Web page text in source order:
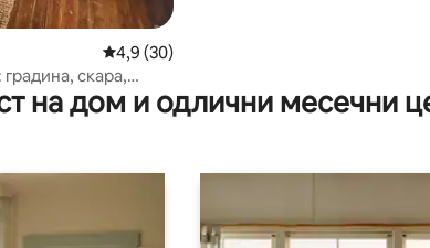
Просечна оцена: 4,9 од 5, 30 рецензии
4,9 (30)
скара,
на дом и одлични месечни